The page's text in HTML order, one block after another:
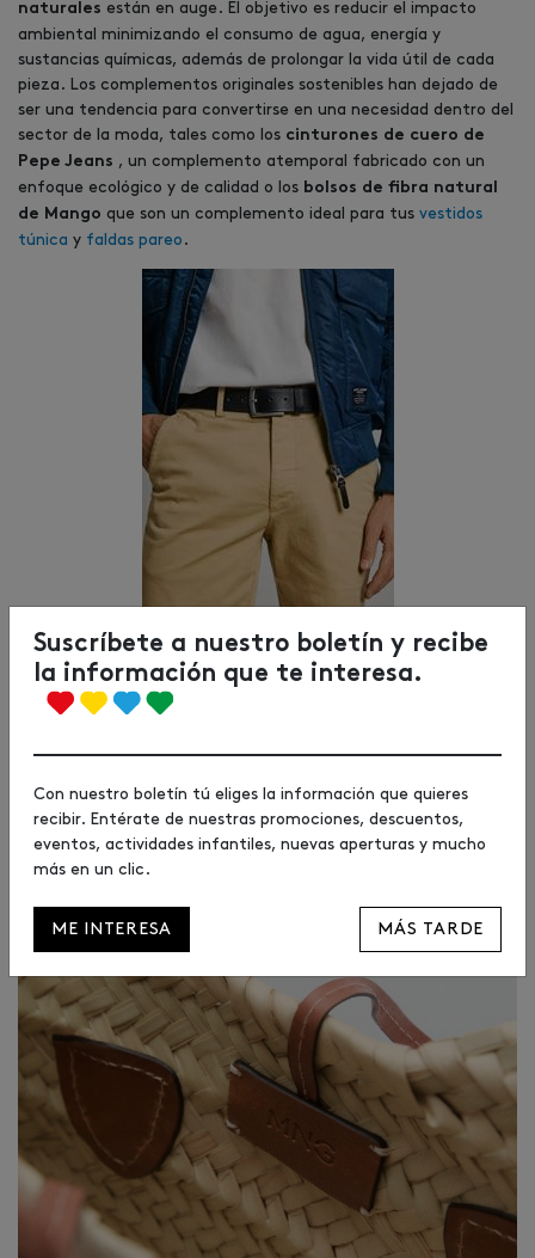
naturales están en auge. El objetivo es reducir el impacto
ambiental minimizando el consumo de agua, energía y
sustancias químicas, además de prolongar la vida útil de cada
pieza. Los complementos originales sostenibles han dejado de
ser una tendencia para convertirse en una necesidad dentro del
sector de la moda, tales como los cinturones de cuero de
Pepe Jeans , un complemento atemporal fabricado con un
enfoque ecológico y de calidad o los bolsos de fibra natural
de Mango que son un complemento ideal para tus vestidos
túnica y faldas pareo .
Pepe Jeans – Cinturón piel logo en relieve – 55,00€
Suscríbete a nuestro boletín y recibe
la información que te interesa.
Con nuestro boletín tú eliges la información que quieres
recibir. Entérate de nuestras promociones, descuentos,
eventos, actividades infantiles, nuevas aperturas y mucho
más en un clic.
ME INTERESA MÁS TARDE